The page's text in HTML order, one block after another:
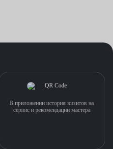
В приложении история визитов на
сервис и рекомендации мастера